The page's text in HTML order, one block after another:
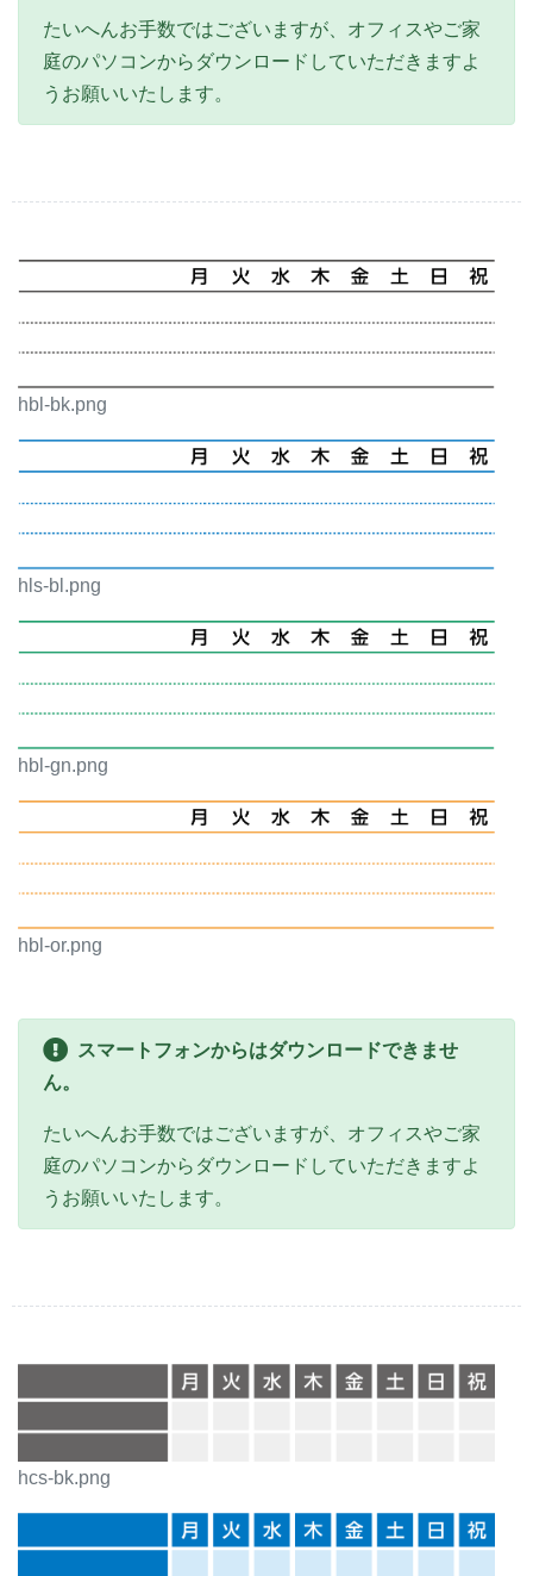
たいへんお手数ではございますが、オフィスやご家
庭のパソコンからダウンロードしていただきますよ
うお願いいたします。
hbl-bk.png
hls-bl.png
hbl-gn.png
hbl-or.png
スマートフォンからはダウンロードできませ
ん。
たいへんお手数ではございますが、オフィスやご家
庭のパソコンからダウンロードしていただきますよ
うお願いいたします。
hcs-bk.png